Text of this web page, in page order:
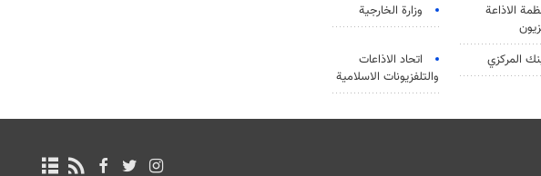
الاذاعة
وزارة الخارجية
المركزي
اتحاد الاذاعات
والتلفزيونات الاسلامية